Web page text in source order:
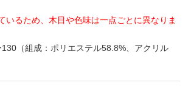
いるため、木目や色味は一点ごとに異なりま
（組成：ポリエステル58.8%、アクリル